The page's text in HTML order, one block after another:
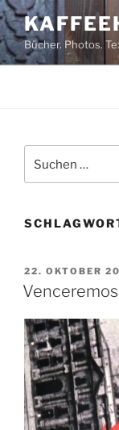
Zum
Inhalt
springenBücher. Photos.
nach:
AM
22. OKTOBER